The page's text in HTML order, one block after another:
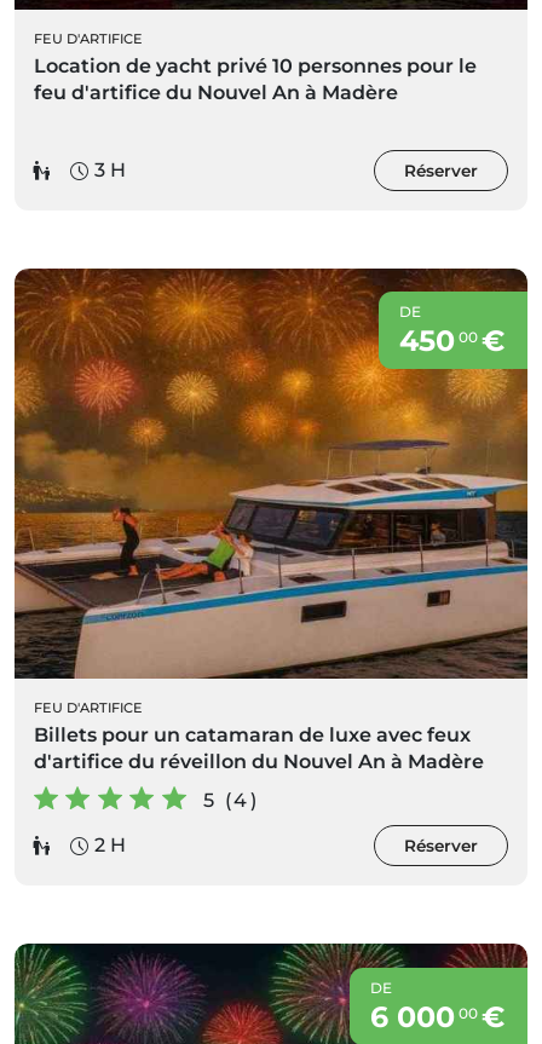
FEU D'ARTIFICE
Location de yacht privé 10 personnes pour le
feu d'artifice du Nouvel An à Madère
3 H Réserver
DE
450 00€
FEU D'ARTIFICE
Billets pour un catamaran de luxe avec feux
d'artifice du réveillon du Nouvel An à Madère
5 (4)
2 H
Réserver
DE
6 000 00€